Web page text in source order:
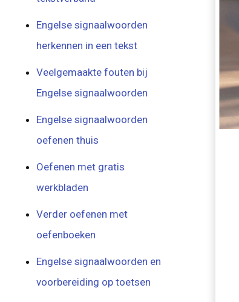
Engelse signaalwoorden
herkennen in een tekst
Veelgemaakte fouten bij
Engelse signaalwoorden
Engelse signaalwoorden
oefenen thuis
Oefenen met gratis
werkbladen
Verder oefenen met
oefenboeken
Engelse signaalwoorden en
voorbereiding op toetsen